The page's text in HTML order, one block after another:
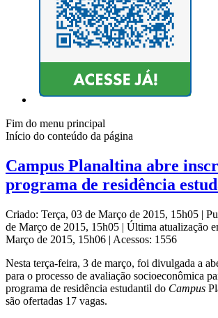
Fim do menu principal
Início do conteúdo da página
Campus Planaltina abre
programa de residência
Criado: Terça, 03 de Março de 2015, 15h05 |
de Março de 2015, 15h05 | Última atualização
Março de 2015, 15h06 | Acessos: 1556
Nesta terça-feira, 3 de março, foi divulgada a
para o processo de avaliação socioeconômica
programa de residência estudantil do Campus
são ofertadas 17 vagas.